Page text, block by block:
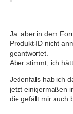
Ja, aber in dem
Produkt-ID nicht
geantwortet.
Aber stimmt, ich
Jedenfalls hab ich
jetzt einigermaßen
die gefällt mir auch